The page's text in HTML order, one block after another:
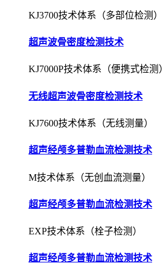
KJ3700技术体系（多部位检测）
超声波骨密度检测技术
KJ7000P技术体系（便携式检测）
无线超声波骨密度检测技术
KJ7600技术体系（无线测量）
超声经颅多普勒血流检测技术
M技术体系（无创血流测量）
超声经颅多普勒血流检测技术
EXP技术体系（栓子检测）
超声经颅多普勒血流检测技术